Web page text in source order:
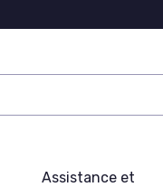
Assistance et